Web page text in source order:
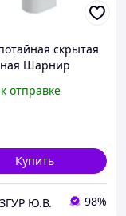
скрытая
Шарнир
180грд Латунь
(341) Метизы в
отправке
Купить
Ю.В. 98%